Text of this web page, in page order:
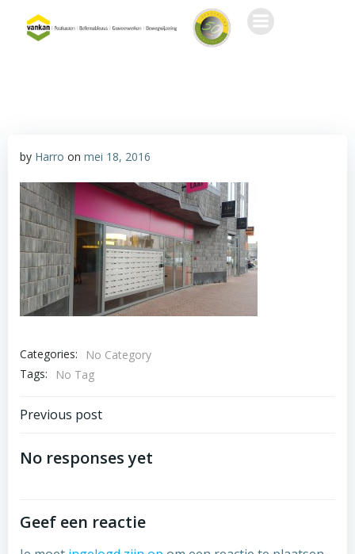
naar
by Harro on mei 18, 2016
Categories:
No Category
Tags:
No Tag
Bericht
navigatie
Previous post
No responses yet
Geef een reactie